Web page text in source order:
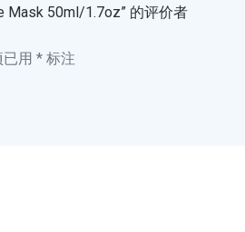
Mask 50ml/1.7oz” 的评价者
用 * 标注